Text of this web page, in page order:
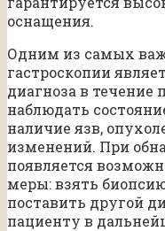
оснащения.
Одним из самых
гастроскопии
диагноза в
наблюдать
наличие язв,
изменений. При
появляется
меры: взять
поставить другой
пациенту в